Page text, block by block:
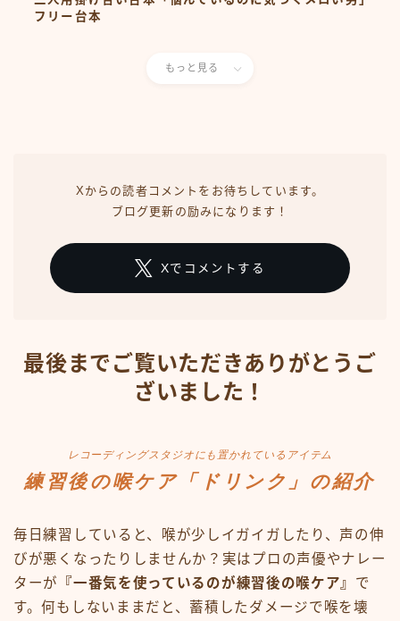
フリー台本
もっと見る
Xからの読者コメントをお待ちしています。
ブログ更新の励みになります！
Xでコメントする
最後までご覧いただきありがとうご
ざいました！
レコーディングスタジオにも置かれているアイテム
練習後の喉ケア「ドリンク」の紹介
毎日練習していると、喉が少しイガイガしたり、声の伸
びが悪くなったりしませんか？実はプロの声優やナレー
ターが
『一番気を使っているのが練習後の喉ケア』 で
す。何もしないままだと、蓄積したダメージで喉を壊